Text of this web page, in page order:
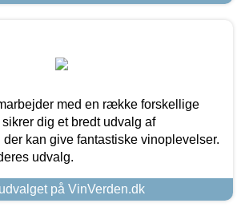
med en række forskellige
dig et bredt udvalg af
kan give fantastiske vinoplevelser.
udvalg.
på VinVerden.dk